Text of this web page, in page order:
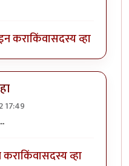
कराकिंवासदस्य व्हा
17:49
किंवासदस्य व्हा